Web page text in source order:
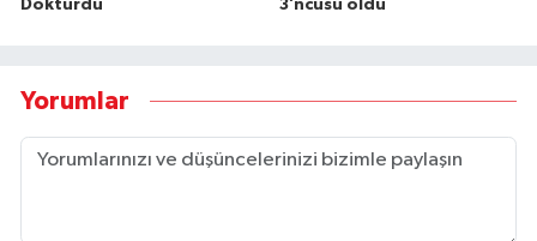
Döktürdü
3’ncüsü oldu
Yorumlar